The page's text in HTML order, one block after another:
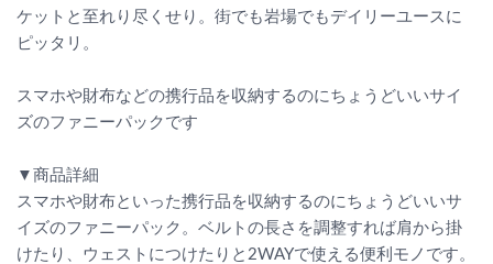
ケットと至れり尽くせり。街でも岩場でもデイリーユースに
ピッタリ。
スマホや財布などの携行品を収納するのにちょうどいいサイ
ズのファニーパックです
▼商品詳細
スマホや財布といった携行品を収納するのにちょうどいいサ
イズのファニーパック。ベルトの長さを調整すれば肩から掛
けたり、ウェストにつけたりと2WAYで使える便利モノです。